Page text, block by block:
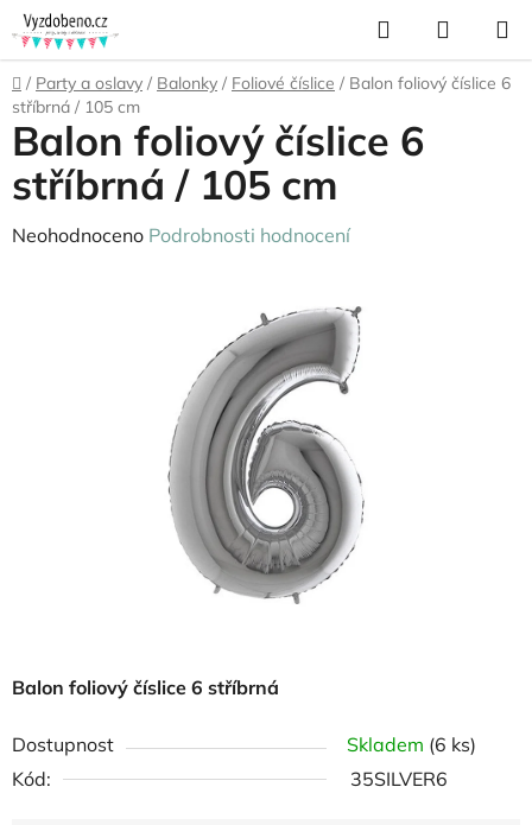
Přejít
na
obsah
Hledat
KOŠÍK
Domů
/ Party a oslavy / Balonky / Foliové číslice / Balon foliový číslice 6
stříbrná / 105 cm
Balon foliový číslice 6 stříbrná
Dostupnost Skladem (6 ks)
Kód:
35SILVER6
Balon foliový číslice 6
stříbrná / 105 cm
Průměrné
Neohodnoceno Podrobnosti hodnocení